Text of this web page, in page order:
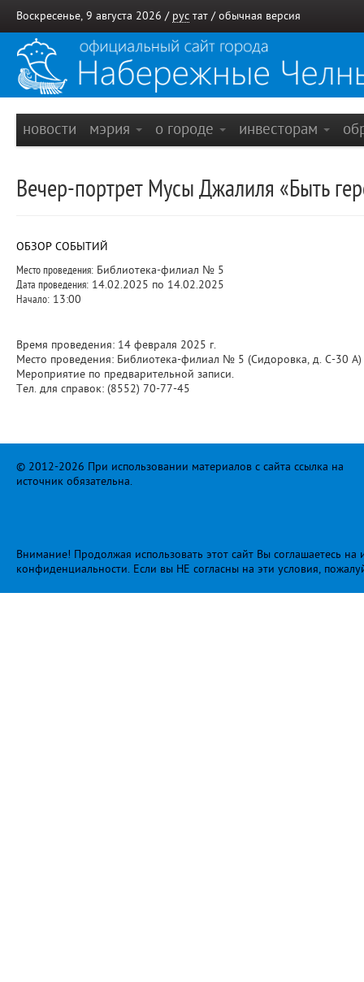
Воскресенье, 9 августа 2026 / рус тат / обычная версия
новости мэрия о городе инвесторам
Вечер-портрет Мусы Джалиля «Быть
ОБЗОР СОБЫТИЙ
Место проведения: Библиотека-филиал № 5
Дата проведения: 14.02.2025 по 14.02.2025
Начало: 13:00
Время проведения: 14 февраля 2025 г.
Место проведения: Библиотека-филиал № 5 (Сидоровка, д. С-30 А)
Мероприятие по предварительной записи.
Тел. для справок: (8552) 70-77-45
© 2012-2026 При использовании материалов с сайта ссылка на
источник обязательна.
Внимание! Продолжая использовать этот сайт Вы соглашаетесь
конфиденциальности. Если вы НЕ согласны на эти условия,